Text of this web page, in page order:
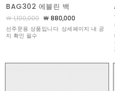
BAG302 에블린 백
￦ 1,100,000 ￦ 880,000
선주문용 상품입니다. 상세페이지 내 공
지 확인 필수